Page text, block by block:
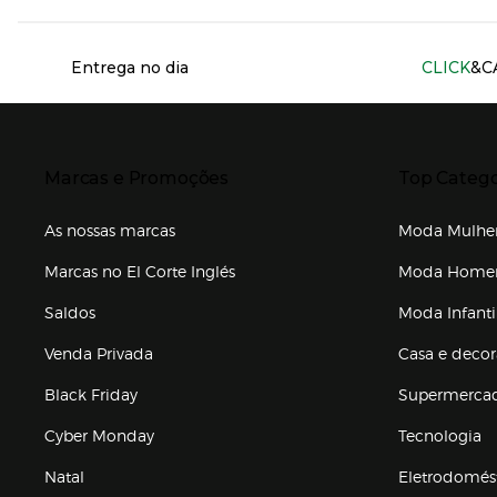
Entrega no dia CLICK
As nossas marcas
Marcas no El Corte Inglés
Saldos
Venda Privada
Black Friday
Cyber Monday
Natal
Moda
Moda
Moda
Casa e
Tecnologia